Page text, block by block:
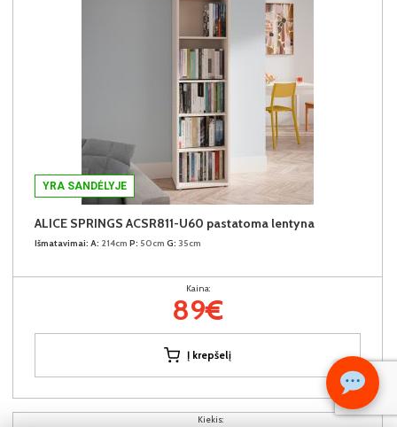
Kiekis:
YRA SANDĖLYJE
ALICE SPRINGS ACSR811-U60 pastatoma lentyna
Išmatavimai: A: 214cm P: 50cm G: 35cm
Kaina:
89€
Į krepšelį